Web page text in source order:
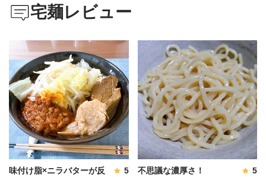
宅麺レビュー
味付け脂×ニラバターが反 5 不思議な濃厚さ！ 5